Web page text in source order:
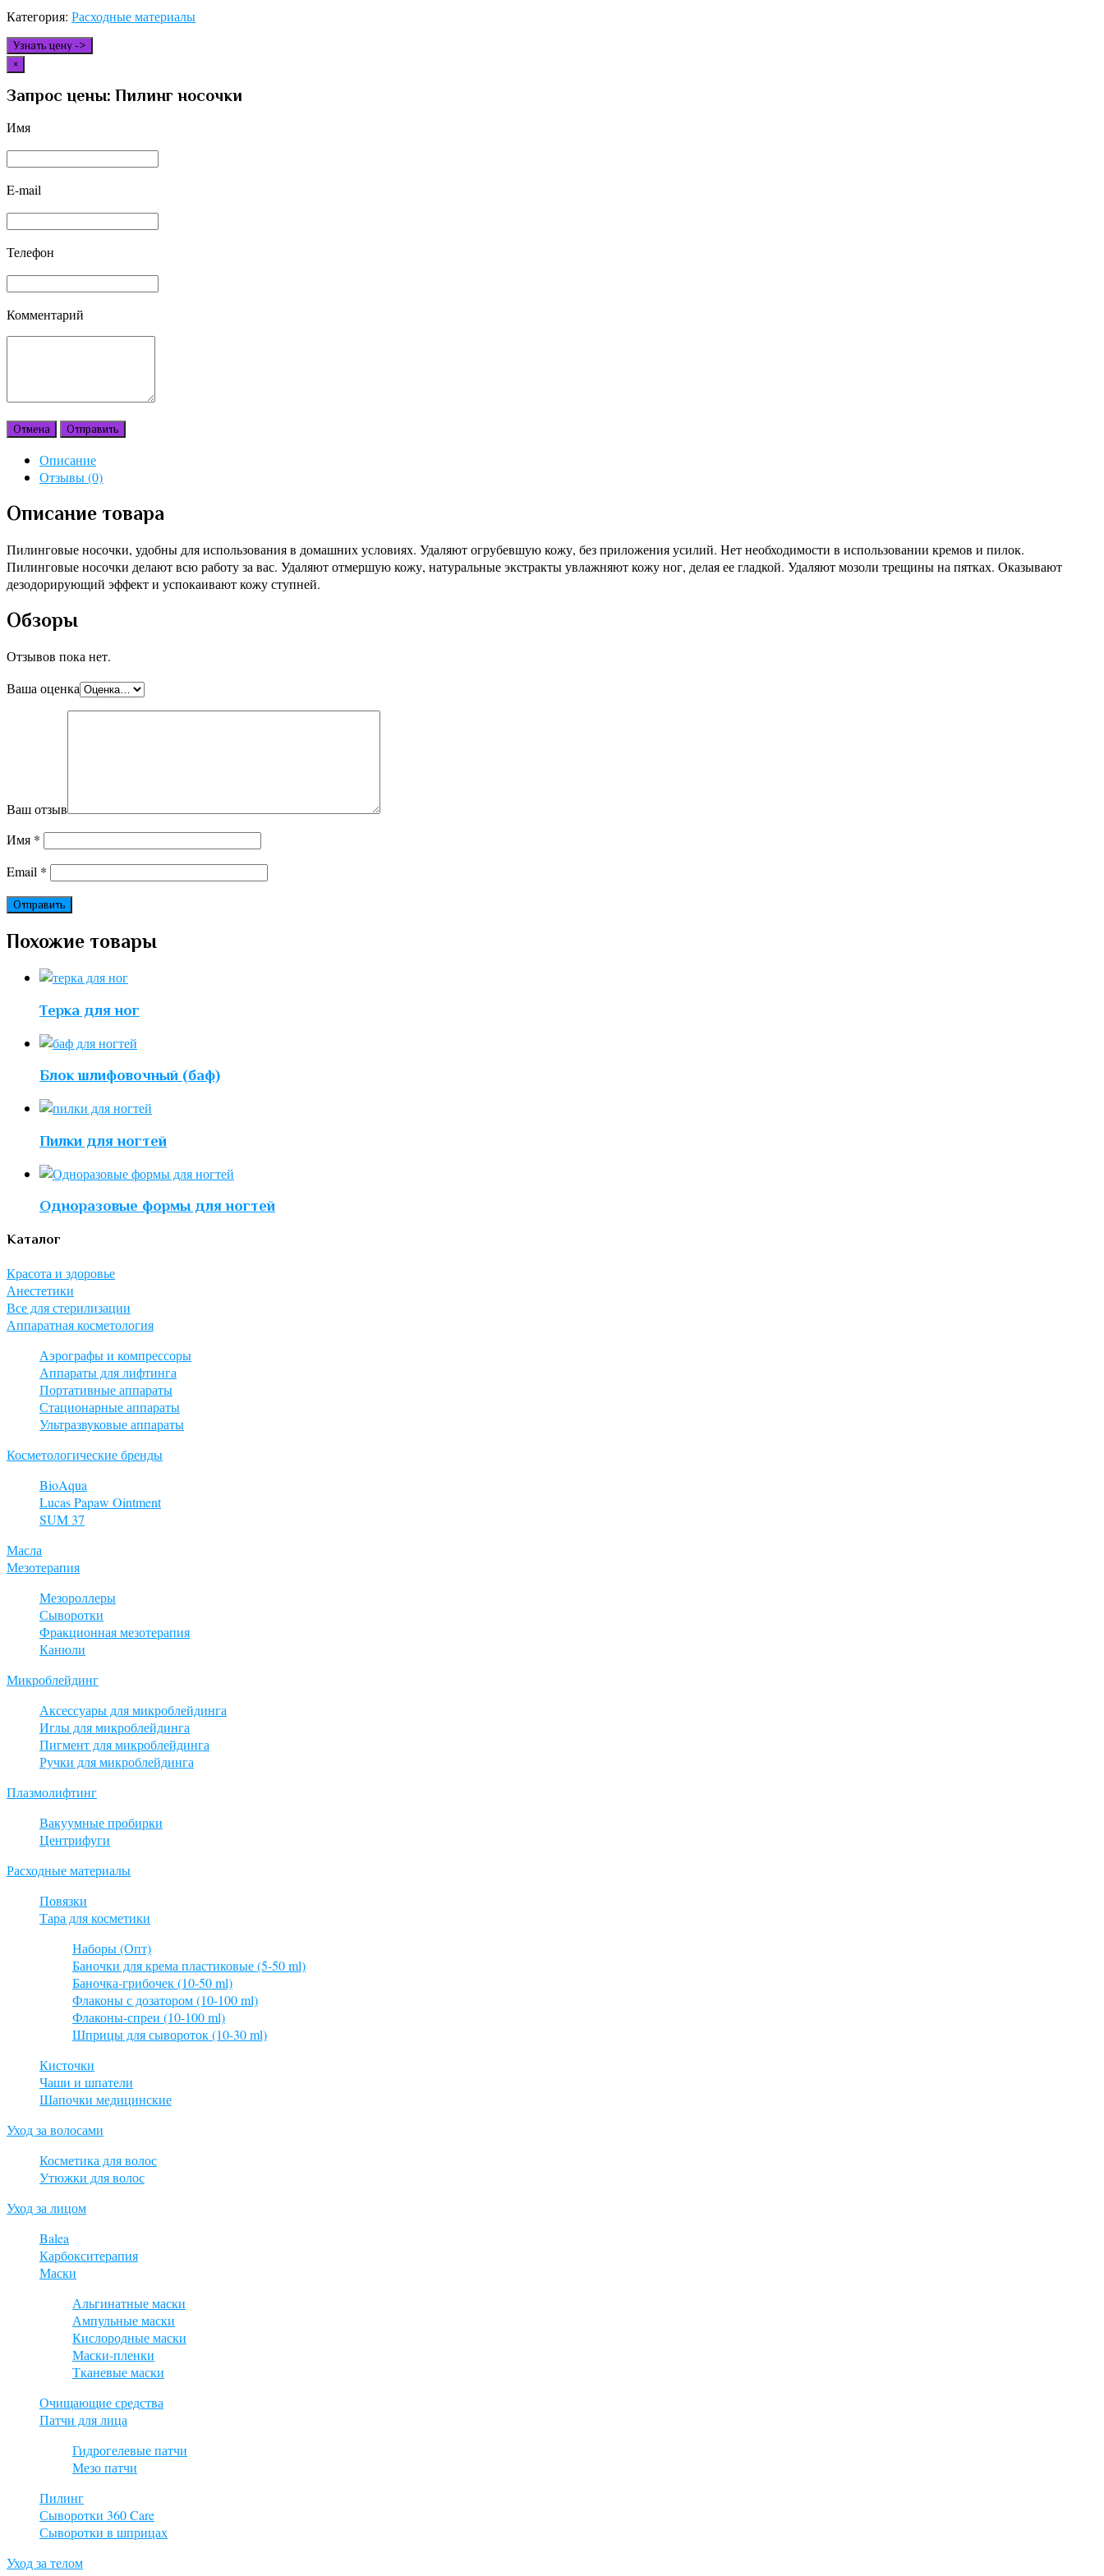
Категория: Расходные материалы
Узнать цену ->
×
Запрос цены: Пилинг носочки
Имя
E-mail
Телефон
Комментарий
Отмена Отправить
Описание
Отзывы (0)
Описание товара
Пилинговые носочки, удобны для использования в домашних условиях. Удаляют огрубевшую кожу, без приложения усилий. Нет необходимости в использовании кремов и пилок.
Пилинговые носочки делают всю работу за вас. Удаляют отмершую кожу, натуральные экстракты увлажняют кожу ног, делая ее гладкой. Удаляют мозоли трещины на пятках. Оказывают
дезодорирующий эффект и успокаивают кожу ступней.
Обзоры
Отзывов пока нет.
Ваша оценка
Ваш отзыв
Имя *
Email *
Похожие товары
Терка для ног
Блок шлифовочный (баф)
Пилки для ногтей
Одноразовые формы для ногтей
Каталог
Красота и здоровье
Анестетики
Все для стерилизации
Аппаратная косметология
Аэрографы и компрессоры
Аппараты для лифтинга
Портативные аппараты
Стационарные аппараты
Ультразвуковые аппараты
Косметологические бренды
BioAqua
Lucas Papaw Ointment
SUM 37
Масла
Мезотерапия
Мезороллеры
Сыворотки
Фракционная мезотерапия
Канюли
Микроблейдинг
Аксессуары для микроблейдинга
Иглы для микроблейдинга
Пигмент для микроблейдинга
Ручки для микроблейдинга
Плазмолифтинг
Вакуумные пробирки
Центрифуги
Расходные материалы
Повязки
Тара для косметики
Наборы (Опт)
Баночки для крема пластиковые (5-50 ml)
Баночка-грибочек (10-50 ml)
Флаконы с дозатором (10-100 ml)
Флаконы-спреи (10-100 ml)
Шприцы для сывороток (10-30 ml)
Кисточки
Чаши и шпатели
Шапочки медицинские
Уход за волосами
Косметика для волос
Утюжки для волос
Уход за лицом
Balea
Карбокситерапия
Маски
Альгинатные маски
Ампульные маски
Кислородные маски
Маски-пленки
Тканевые маски
Очищающие средства
Патчи для лица
Гидрогелевые патчи
Мезо патчи
Пилинг
Сыворотки 360 Care
Сыворотки в шприцах
Уход за телом